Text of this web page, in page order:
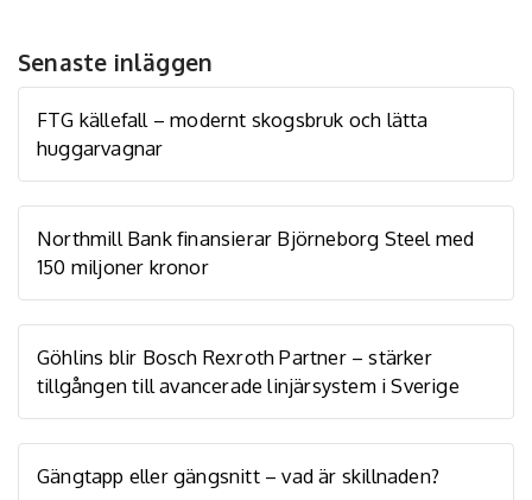
Senaste inläggen
FTG källefall – modernt skogsbruk och lätta
huggarvagnar
Northmill Bank finansierar Björneborg Steel med
150 miljoner kronor
Göhlins blir Bosch Rexroth Partner – stärker
tillgången till avancerade linjärsystem i Sverige
Gängtapp eller gängsnitt – vad är skillnaden?